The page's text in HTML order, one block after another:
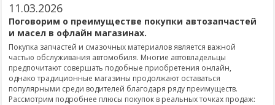
11.03.2026
Поговорим о преимуществе покупки автозапчастей
и масел в офлайн магазинах.
Покупка запчастей и смазочных материалов является важной
частью обслуживания автомобиля. Многие автовладельцы
предпочитают совершать подобные приобретения онлайн,
однако традиционные магазины продолжают оставаться
популярными среди водителей благодаря ряду преимуществ.
Рассмотрим подробнее плюсы покупок в реальных точках продаж: